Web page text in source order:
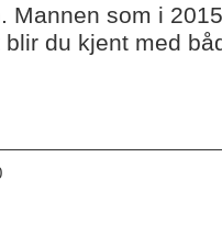
som i
du kjent med